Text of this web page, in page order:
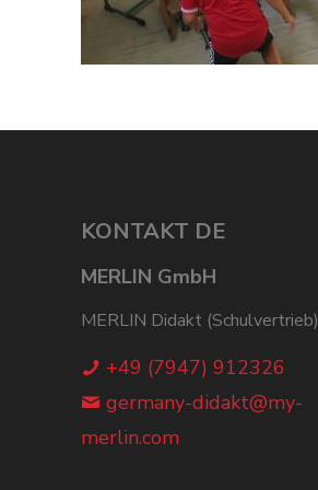
KONTAKT DE
MERLIN GmbH
MERLIN Didakt (Schulvertrieb)
+49 (7947) 912326
germany-didakt@my-
merlin.com